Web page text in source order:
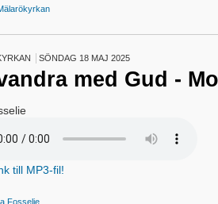
SÖNDAG 18 MAJ 2025
med Gud -
till MP3-fil!
Fosselie